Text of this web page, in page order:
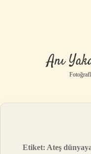
Anı
Etiket: Ateş